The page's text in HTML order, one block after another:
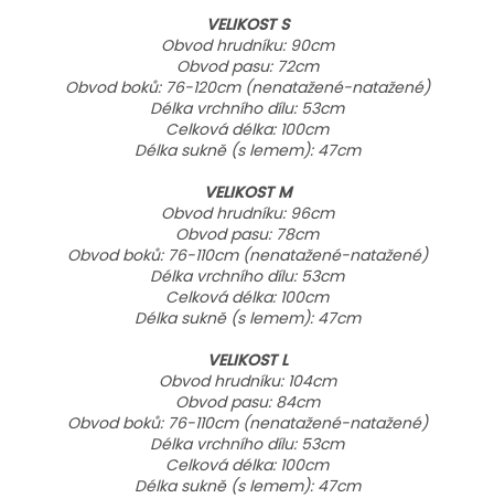
VELIKOST S
Obvod hrudníku: 90cm
Obvod pasu: 72cm
Obvod boků: 76-120cm (nenatažené-natažené)
Délka vrchního dílu: 53cm
Celková délka: 100cm
Délka sukně (s lemem): 47cm
VELIKOST M
Obvod hrudníku: 96cm
Obvod pasu: 78cm
Obvod boků: 76-110cm (nenatažené-natažené)
Délka vrchního dílu: 53cm
Celková délka: 100cm
Délka sukně (s lemem): 47cm
VELIKOST L
Obvod hrudníku: 104cm
Obvod pasu: 84cm
Obvod boků: 76-110cm (nenatažené-natažené)
Délka vrchního dílu: 53cm
Celková délka: 100cm
Délka sukně (s lemem): 47cm